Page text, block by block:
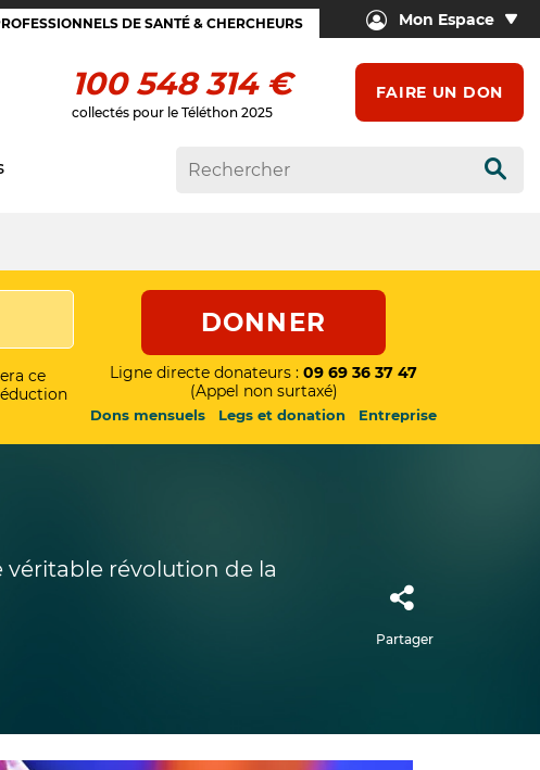
DE SANTÉ & CHERCHEURS Mon Espace
100 548 314 €
collectés pour le Téléthon 2025
FAIRE UN DON
ce
DONNER
Ligne directe donateurs : 09 69 36 37 47
(Appel non surtaxé)
Dons mensuels Legs et donation Entreprise
véritable révolution de la
Partager